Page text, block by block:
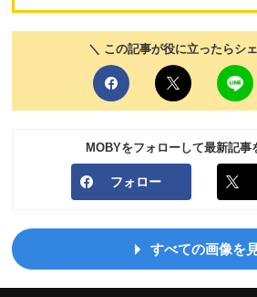
＼ この記事が役に立ったらシ
MOBYをフォローして最新記事
フォロー
すべての画像を